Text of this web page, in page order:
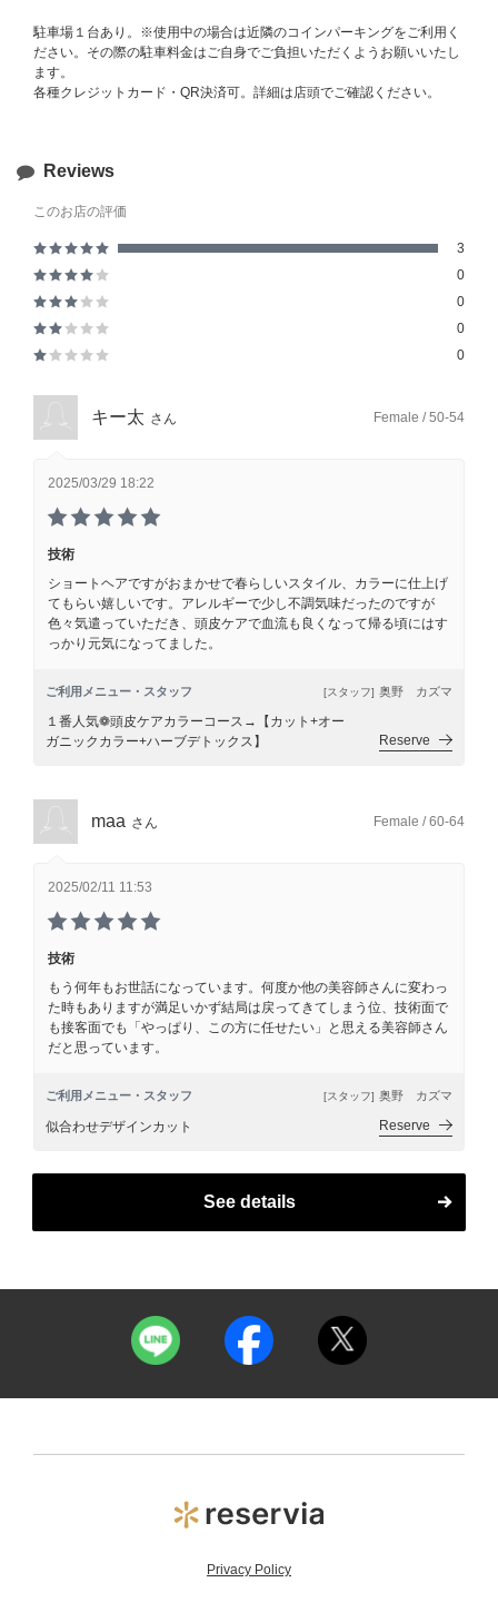
駐車場１台あり。※使用中の場合は近隣のコインパーキングをご利用く
ださい。その際の駐車料金はご自身でご負担いただくようお願いいたし
ます。
各種クレジットカード・QR決済可。詳細は店頭でご確認ください。
Reviews
このお店の評価
3
0
0
0
0
キー太 さん Female / 50-54
2025/03/29 18:22
技術
ショートヘアですがおまかせで春らしいスタイル、カラーに仕上げ
てもらい嬉しいです。アレルギーで少し不調気味だったのですが
色々気遣っていただき、頭皮ケアで血流も良くなって帰る頃にはす
っかり元気になってました。
ご利用メニュー・スタッフ [スタッフ] 奥野 カズマ
１番人気❁頭皮ケアカラーコース→【カット+オー
ガニックカラー+ハーブデトックス】
Reserve
maa さん Female / 60-64
2025/02/11 11:53
技術
もう何年もお世話になっています。何度か他の美容師さんに変わっ
た時もありますが満足いかず結局は戻ってきてしまう位、技術面で
も接客面でも「やっぱり、この方に任せたい」と思える美容師さん
だと思っています。
ご利用メニュー・スタッフ [スタッフ] 奥野 カズマ
似合わせデザインカット Reserve
See details
Privacy Policy